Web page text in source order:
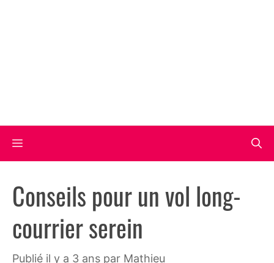
Menu
Conseils pour un vol long-
courrier serein
publié il y a 3 ans par Mathieu